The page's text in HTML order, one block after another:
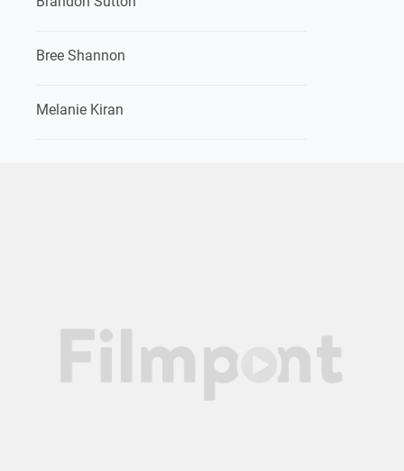
Bree Shannon
Melanie Kiran